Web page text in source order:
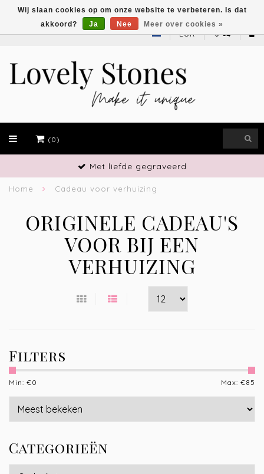
EUR
(0)
Met liefde gegraveerd
Home Cadeau voor verhuizing
ORIGINELE CADEAU'S
VOOR BIJ EEN
VERHUIZING
Filters
Min: €0 Max: €85
Categorieën
Wij slaan cookies op om onze website te verbeteren. Is dat
akkoord?
Ja Nee Meer over cookies »